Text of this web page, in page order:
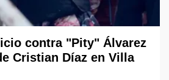
contra "Pity" Álvarez
Cristian Díaz en Villa